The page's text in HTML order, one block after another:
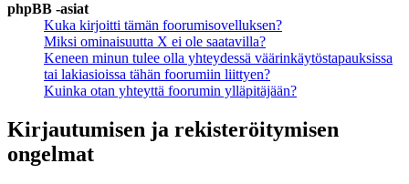
phpBB -asiat
Kuka kirjoitti tämän foorumisovelluksen?
Miksi ominaisuutta X ei ole saatavilla?
Keneen minun tulee olla yhteydessä väärinkäytöstapauksissa
tai lakiasioissa tähän foorumiin liittyen?
Kuinka otan yhteyttä foorumin ylläpitäjään?
Kirjautumisen ja rekisteröitymisen
ongelmat